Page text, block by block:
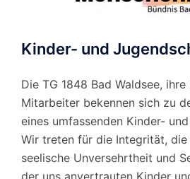
Kinder- und
Die TG 1848 Bad Waldsee,
Mitarbeiter bekennen sich zu
eines umfassenden Kinder-
Wir treten für die Integrität,
seelische Unversehrtheit und